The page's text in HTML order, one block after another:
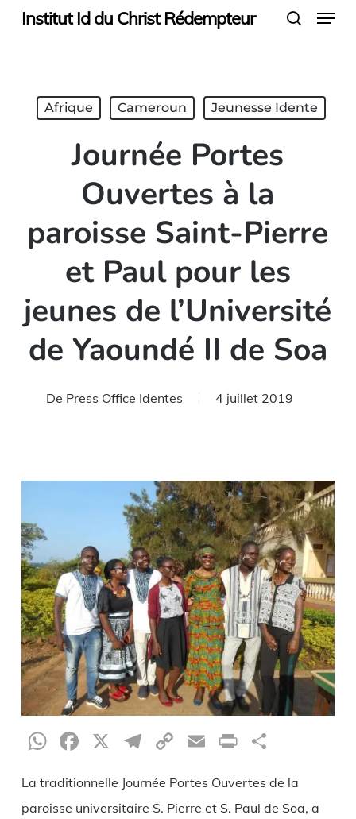
SkipInstitut Id du Christ Rédempteur Menu
Afrique Cameroun Jeunesse Idente
Journée Portes
Ouvertes à la
paroisse Saint-Pierre
et Paul pour les
jeunes de l’Université
de Yaoundé II de Soa
De Press Office Identes 4 juillet 2019
WhatsApp
Facebook
X Telegram
CopyEmailPrint
La traditionnelle Journée Portes Ouvertes de la
paroisse universitaire S. Pierre et S. Paul de Soa, a